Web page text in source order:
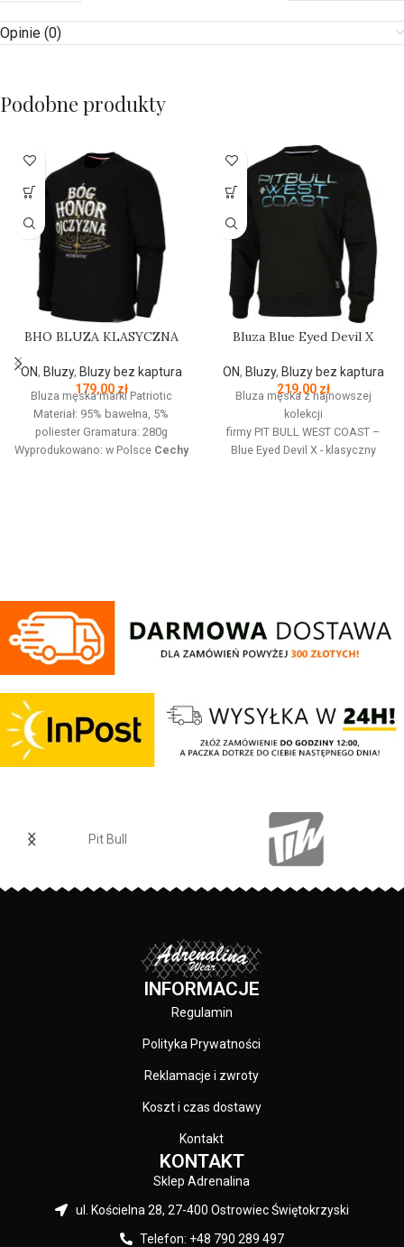
Opinie (0)
Podobne produkty
BHO BLUZA KLASYCZNA
ON, Bluzy, Bluzy bez kaptura
179,00 zł
Bluza męska marki Patriotic
Materiał: 95% bawełna, 5%
poliester Gramatura: 280g
Wyprodukowano: w Polsce Cechy
Bluza Blue Eyed Devil X
ON, Bluzy, Bluzy bez kaptura
219,00 zł
Bluza męska z najnowszej
kolekcji
firmy PIT BULL WEST COAST –
Blue Eyed Devil X - klasyczny
posiadają otwory na kciuk - od
wewnętrznej strony lamówka przy
Bull - duży nadruk na plecach oraz
mniejszy na klatce piersiowej -
wszystkie nadruki wykonane są
trwałe - skład materiału: 80%
bawełna / 20% poliester
PRODUCENT:
Pit Bull
INFORMACJE
Regulamin
Polityka Prywatności
Reklamacje i zwroty
Koszt i czas dostawy
Kontakt
KONTAKT
Sklep Adrenalina
ul. Kościelna 28, 27-400 Ostrowiec Świętokrzyski
Telefon: +48 790 289 497